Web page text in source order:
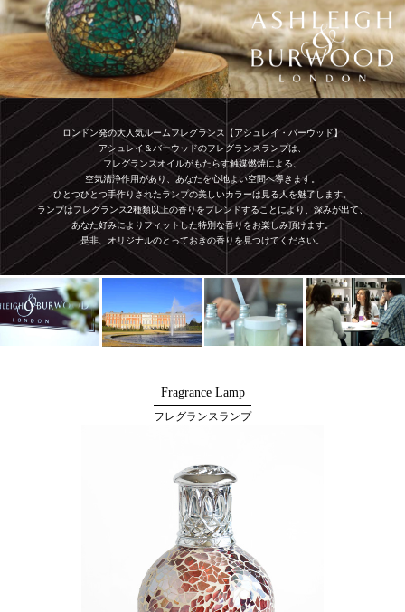
ロンドン発の大人気ルームフレグランス【アシュレイ・バーウッド】
アシュレイ＆バーウッドのフレグランスランプは、
フレグランスオイルがもたらす触媒燃焼による、
空気清浄作用があり、あなたを心地よい空間へ導きます。
ひとつひとつ手作りされたランプの美しいカラーは見る人を魅了します。
ランプはフレグランス2種類以上の香りをブレンドすることにより、深みが出て、
あなた好みによりフィットした特別な香りをお楽しみ頂けます。
是非、オリジナルのとっておきの香りを見つけてください。
Fragrance Lamp
フレグランスランプ